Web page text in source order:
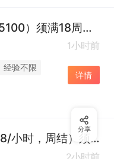
火锅店前厅服务员（4800-5100）须满18周岁及以上
1小时前
经验不限
详情
长期小时工（16/小时或18/小时，周结）须满18周岁及以上
2小时前
分享